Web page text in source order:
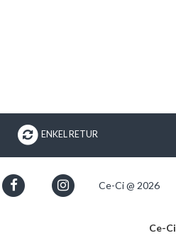
ENKEL RETUR
Ce-Ci @ 2026
Ce-Ci